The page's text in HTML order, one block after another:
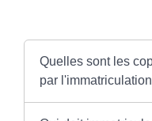
Quelles sont les
par